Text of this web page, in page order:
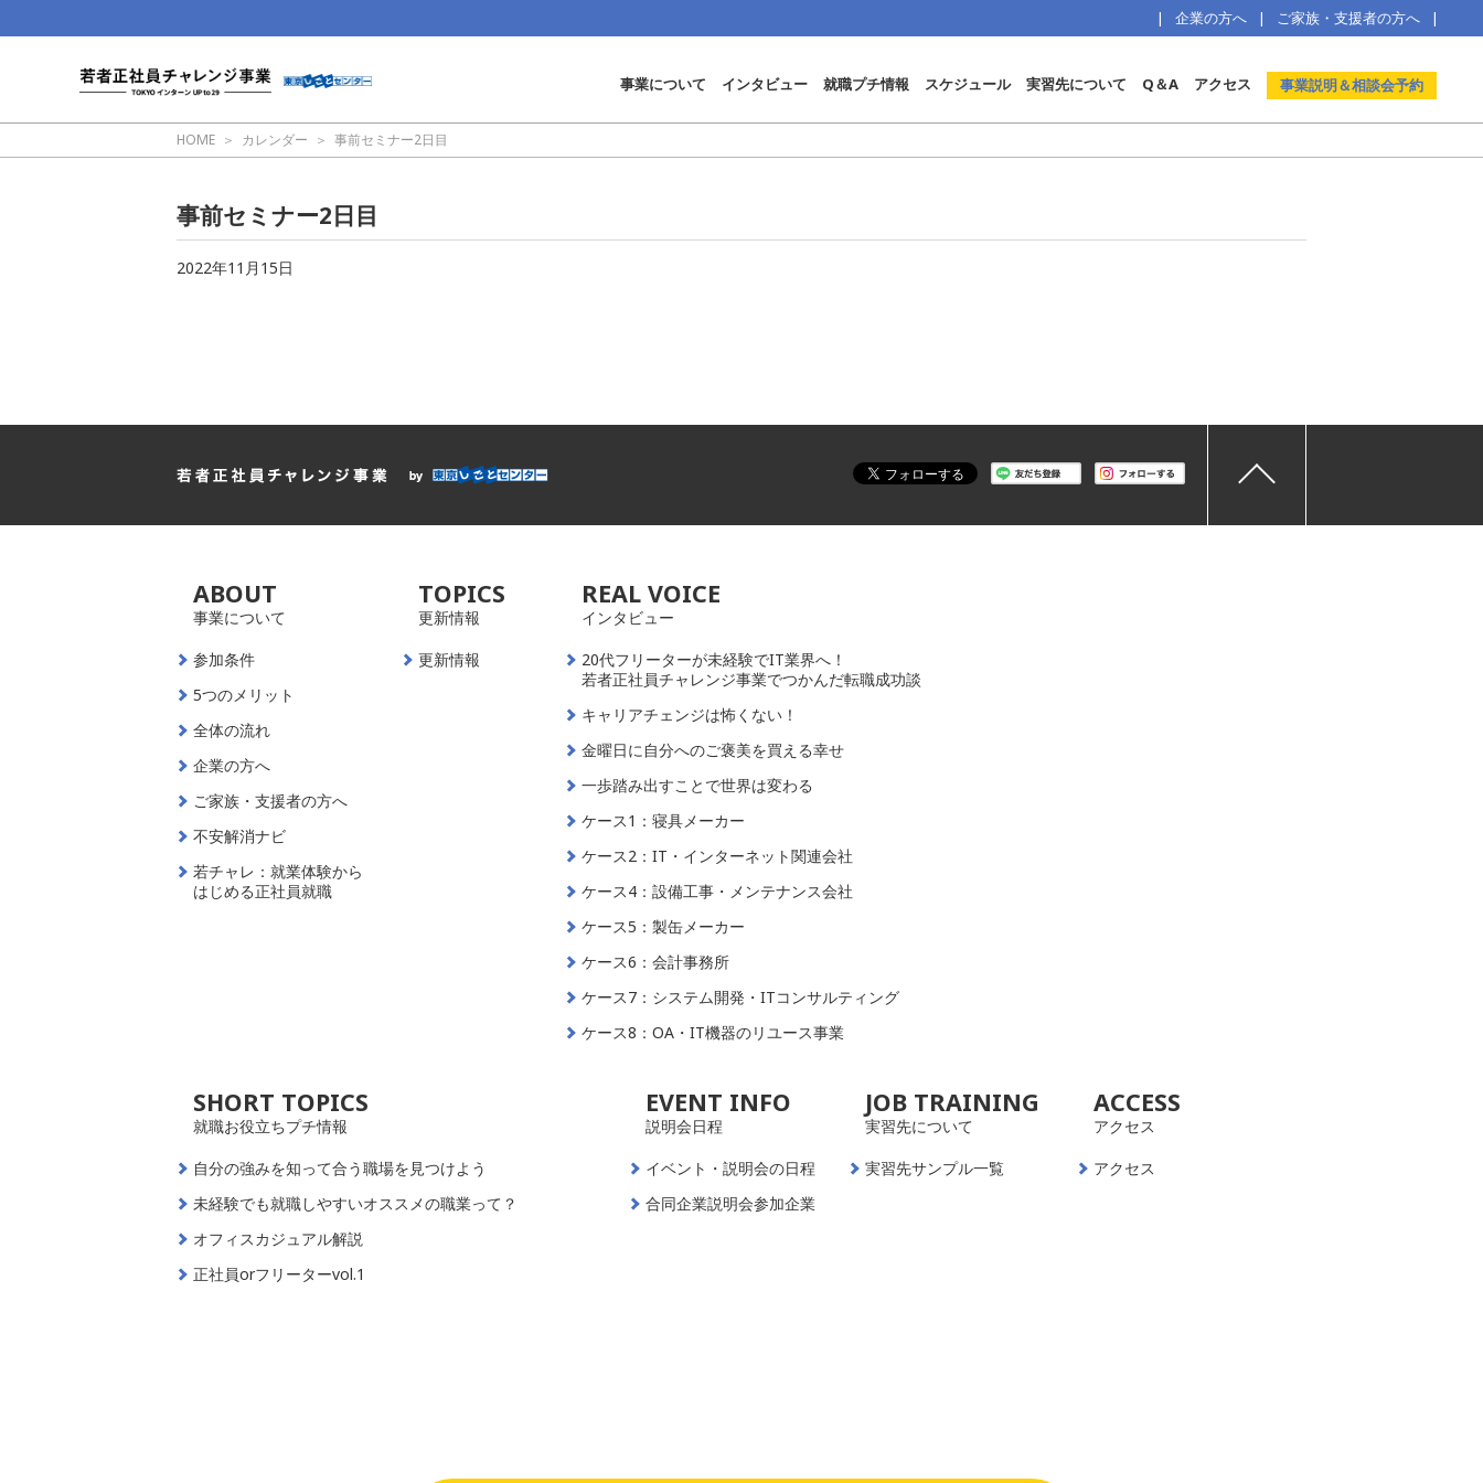
企業の方へ ご家族・支援者の方へ
事業について インタビュー 就職プチ情報 スケジュール 実習先について Q＆A アクセス 事業説明＆相談会予約
HOME カレンダー 事前セミナー2日目
事前セミナー2日目
2022年11月15日
ABOUT
事業について
参加条件
5つのメリット
全体の流れ
企業の方へ
ご家族・支援者の方へ
不安解消ナビ
若チャレ：就業体験から
はじめる正社員就職
TOPICS
更新情報
更新情報
REAL VOICE
インタビュー
20代フリーターが未経験でIT業界へ！
若者正社員チャレンジ事業でつかんだ転職成功談
キャリアチェンジは怖くない！
金曜日に自分へのご褒美を買える幸せ
一歩踏み出すことで世界は変わる
ケース1：寝具メーカー
ケース2：IT・インターネット関連会社
ケース4：設備工事・メンテナンス会社
ケース5：製缶メーカー
ケース6：会計事務所
ケース7：システム開発・ITコンサルティング
ケース8：OA・IT機器のリユース事業
SHORT TOPICS
就職お役立ちプチ情報
自分の強みを知って合う職場を見つけよう
未経験でも就職しやすいオススメの職業って？
オフィスカジュアル解説
正社員orフリーターvol.1
EVENT INFO
説明会日程
イベント・説明会の日程
合同企業説明会参加企業
JOB TRAINING
実習先について
実習先サンプル一覧
ACCESS
アクセス
アクセス